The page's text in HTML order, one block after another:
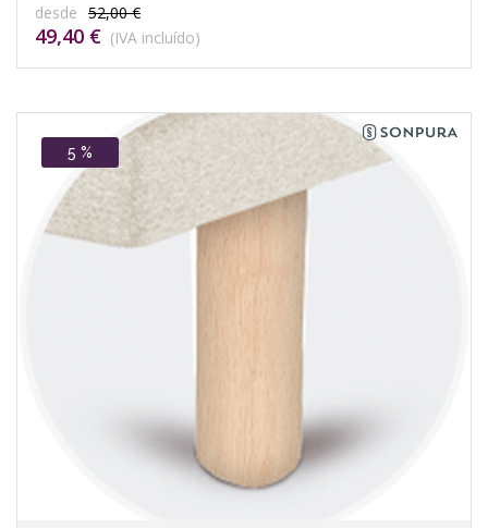
desde 52,00 €
49,40 € (IVA incluído)
5 %